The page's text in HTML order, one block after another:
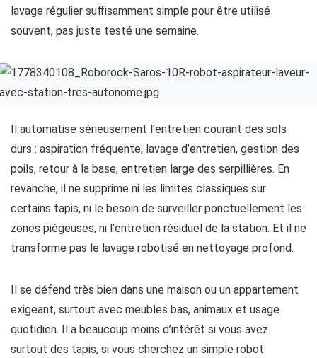
lavage régulier suffisamment simple pour être utilisé
souvent, pas juste testé une semaine.
Il automatise sérieusement l’entretien courant des sols
durs : aspiration fréquente, lavage d’entretien, gestion des
poils, retour à la base, entretien large des serpillières. En
revanche, il ne supprime ni les limites classiques sur
certains tapis, ni le besoin de surveiller ponctuellement les
zones piégeuses, ni l’entretien résiduel de la station. Et il ne
transforme pas le lavage robotisé en nettoyage profond.
Il se défend très bien dans une maison ou un appartement
exigeant, surtout avec meubles bas, animaux et usage
quotidien. Il a beaucoup moins d’intérêt si vous avez
surtout des tapis, si vous cherchez un simple robot